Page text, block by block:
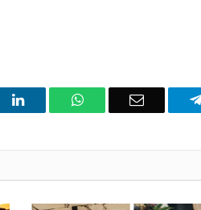
O
WhatsAppE-